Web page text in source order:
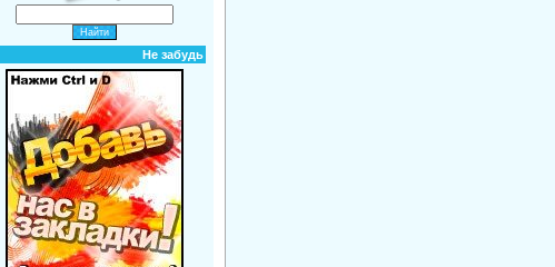
Не забудь